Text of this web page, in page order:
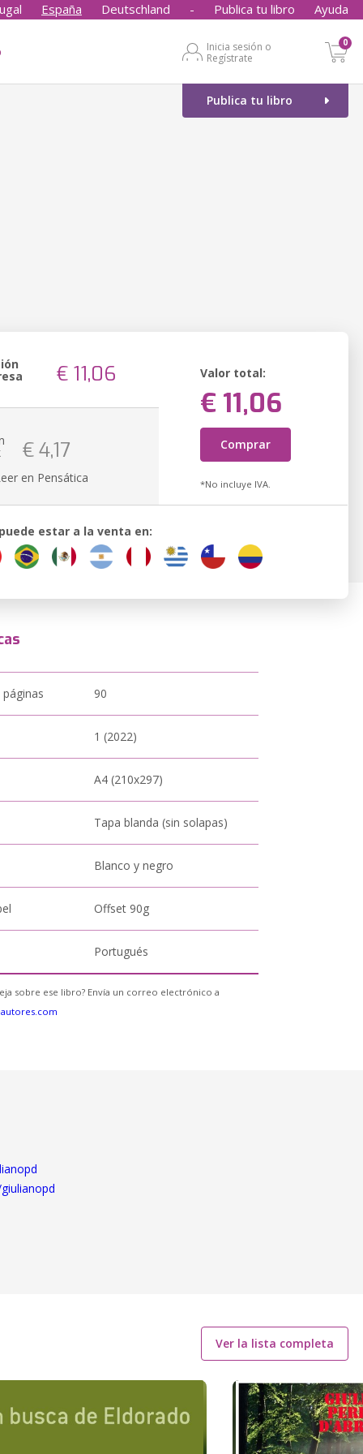
España Deutschland - Publica tu libro Ayuda
Inicia sesión o
Regístrate
0
Publica tu libro
€ 11,06 Valor total:
€ 11,06
Comprar
*No incluye IVA.
€ 4,17
en Pensática
estar a la venta en:
90
1 (2022)
A4 (210x297)
Tapa blanda (sin solapas)
Blanco y negro
Offset 90g
Portugués
sobre ese libro? Envía un correo electrónico a
Ver la lista completa